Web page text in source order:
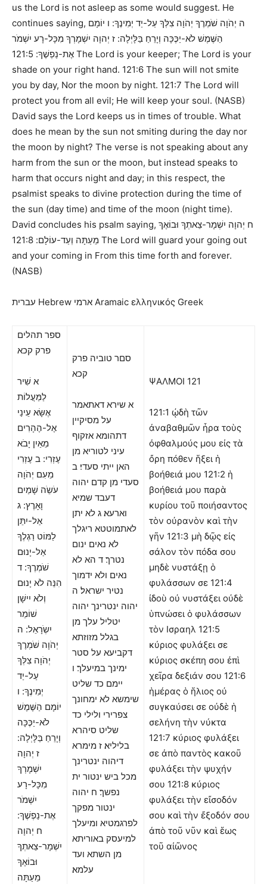
us the Lord is not asleep as some would suggest. He
continues saying, ה יְהֹוָה שֹׁמְרֶךָ יְהֹוָה צִלְּךָ עַל-יַד יְמִינֶךָ: ו יוֹמָם
הַשֶּׁמֶשׁ לֹא-יַכֶּכָּה וְיָרֵחַ בַּלָּיְלָה: ז יְהוָה יִשְׁמָרְךָ מִכָּל-רָע יִשְׁמֹר
אֶת-נַפְשֶׁךָ: 121:5 The Lord is your keeper; The Lord is your
shade on your right hand. 121:6 The sun will not smite
you by day, Nor the moon by night. 121:7 The Lord will
protect you from all evil; He will keep your soul. (NASB)
David says the Lord keeps us in times of trouble. What
does he mean by the sun not smiting during the day nor
the moon by night? The verse is not speaking about any
harm from the sun or the moon, but instead speaks to
harm that occurs night and day; in this respect, the
psalmist speaks to divine protection during the time of
the sun (day time) and time of the moon (night time).
David concludes his psalm saying, ח יְהוָה יִשְׁמָר-צֵאתְךָ וּבוֹאֶךָ
מֵעַתָּה וְעַד-עוֹלָם: 121:8 The Lord will guard your going out
and your coming in From this time forth and forever.
(NASB)
עברית Hebrew ארמי Aramaic ελληνικός Greek
ספר תהלים
פרק קכא
א שִׁיר
לַמַּעֲלוֹת
אֶשָּׂא עֵינַי
אֶל-הֶהָרִים
מֵאַיִן יָבֹא
עֶזְרִי: ב עֶזְרִי
מֵעִם יְהֹוָה
עֹשֵֹה שָׁמַיִם
וָאָרֶץ: ג
אַל-יִתֵּן
לַמּוֹט רַגְלֶךָ
אַל-יָנוּם
שֹׁמְרֶךָ: ד
הִנֵּה לֹא יָנוּם
וְלֹא יִישָׁן
שׁוֹמֵר
יִשְֹרָאֵל: ה
יְהֹוָה שֹׁמְרֶךָ
יְהֹוָה צִלְּךָ
עַל-יַד
יְמִינֶךָ: ו
יוֹמָם הַשֶּׁמֶשׁ
לֹא-יַכֶּכָּה
וְיָרֵחַ בַּלָּיְלָה:
ז יְהוָה
יִשְׁמָרְךָ
מִכָּל-רָע
יִשְׁמֹר
אֶת-נַפְשֶׁךָ:
ח יְהוָה
יִשְׁמָר-צֵאתְךָ
וּבוֹאֶךָ
מֵעַתָּה
סםר טוביה פרק
קכא
א שירא דאתאמר
על מסיקיין
דתהומא אזקוף
עיני לטוריא מן
האן ייתי סעדי׃ ב
סעדי מן קדם יהוה
דעבד שמיא
וארעא׃ ג לא יתן
לאתמוטטא ריגלך
לא נאים ינום
נטרך׃ ד הא לא
נאים ולא ידמוך
נטיר ישראל׃ ה
יהוה ינטרינך יהוה
יטליל עלך מן
בגלל מזוזתא
דקביעא על סטר
ימינך במיעלך׃ ו
יימם כד שליט
שימשא לא ימחונך
צפרירי ולילי כד
שליט סיהרא
בליליא׃ ז מימרא
דיהוה ינטרינך
מכל ביש ינטור ית
נפשך׃ ח יהוה
ינטור מפקך
לפרגמטיא ומיעלך
למיעסק באוריתא
מן השתא ועד
עלמא׃
ΨΑΛΜΟΙ 121
121:1 ᾠδὴ τῶν
ἀναβαθμῶν ἦρα τοὺς
ὀφθαλμούς μου εἰς τὰ
ὄρη πόθεν ἥξει ἡ
βοήθειά μου 121:2 ἡ
βοήθειά μου παρὰ
κυρίου τοῦ ποιήσαντος
τὸν οὐρανὸν καὶ τὴν
γῆν 121:3 μὴ δῷς εἰς
σάλον τὸν πόδα σου
μηδὲ νυστάξῃ ὁ
φυλάσσων σε 121:4
ἰδοὺ οὐ νυστάξει οὐδὲ
ὑπνώσει ὁ φυλάσσων
τὸν Ισραηλ 121:5
κύριος φυλάξει σε
κύριος σκέπη σου ἐπὶ
χεῖρα δεξιάν σου 121:6
ἡμέρας ὁ ἥλιος οὐ
συγκαύσει σε οὐδὲ ἡ
σελήνη τὴν νύκτα
121:7 κύριος φυλάξει
σε ἀπὸ παντὸς κακοῦ
φυλάξει τὴν ψυχήν
σου 121:8 κύριος
φυλάξει τὴν εἴσοδόν
σου καὶ τὴν ἔξοδόν σου
ἀπὸ τοῦ νῦν καὶ ἕως
τοῦ αἰῶνος